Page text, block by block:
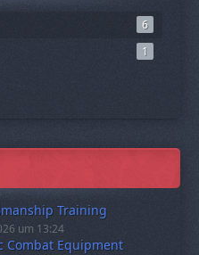
6
1
Training
um 13:24
Combat Equipment